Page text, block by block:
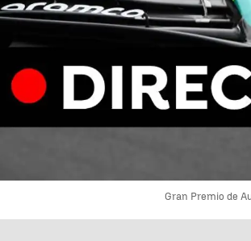
Gran Premio de